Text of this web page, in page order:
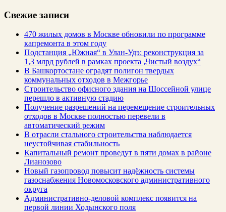
Свежие записи
470 жилых домов в Москве обновили по программе
капремонта в этом году
Подстанция „Южная“ в Улан‑Удэ: реконструкция за
1,3 млрд рублей в рамках проекта „Чистый воздух“
В Башкортостане оградят полигон твердых
коммунальных отходов в Межгорье
Строительство офисного здания на Шоссейной улице
перешло в активную стадию
Получение разрешений на перемещение строительных
отходов в Москве полностью перевели в
автоматический режим
В отрасли стального строительства наблюдается
неустойчивая стабильность
Капитальный ремонт проведут в пяти домах в районе
Лианозово
Новый газопровод повысит надёжность системы
газоснабжения Новомосковского административного
округа
Административно-деловой комплекс появится на
первой линии Ходынского поля